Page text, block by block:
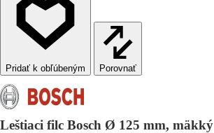
Porovnať
Leštiaci filc Bosch Ø 125 mm, mäkký